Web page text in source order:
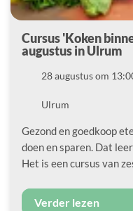
Cursus 'Koken
augustus in Ulrum
Datum28 augustus om
LocatieUlrum
Gezond en goedkoop
doen en sparen. Dat
Het is een cursus van
Verder lezen